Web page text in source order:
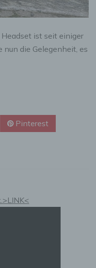
ist seit einiger
die Gelegenheit, es
Pinterest